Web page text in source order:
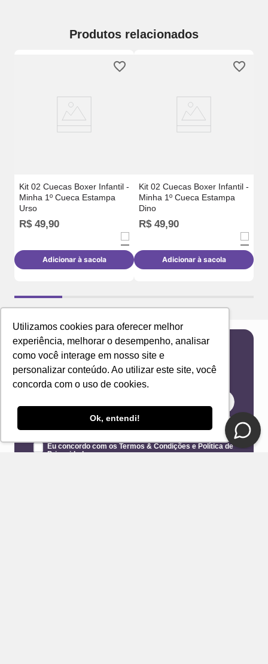
Utilizamos cookies para oferecer melhor
experiência, melhorar o desempenho, analisar
como você interage em nosso site e
personalizar conteúdo. Ao utilizar este site, você
concorda com o uso de cookies.
Ok, entendi!
Produtos relacionados
Kit 02 Cuecas Boxer Infantil -
Minha 1º Cueca Estampa
Urso
R$ 49,90
Adicionar à sacola
Kit 02 Cuecas Boxer Infantil -
Minha 1º Cueca Estampa
Dino
R$ 49,90
Adicionar à sacola
Newsletter
Receba novidades e ofertas exclusivas em seu
e-mail!
Eu concordo com os Termos & Condições e Política de
Privacidade